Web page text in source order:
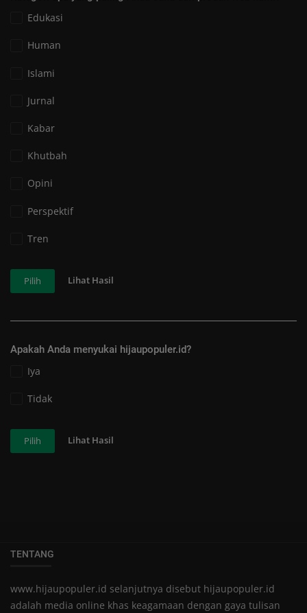
Edukasi
Human
Islami
Jurnal
Kabar
Khutbah
Opini
Perspektif
Tren
Pilih Lihat Hasil
Apakah Anda menyukai hijaupopuler.id?
Iya
Tidak
Pilih Lihat Hasil
TENTANG
www.hijaupopuler.id selanjutnya disebut hijaupopuler.id
adalah media online khas keagamaan dengan gaya tulisan